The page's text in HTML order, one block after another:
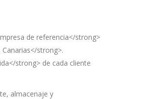
de referencia</strong>
strong>.
strong> de cada cliente
almacenaje y